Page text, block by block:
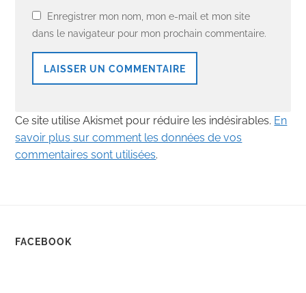
Enregistrer mon nom, mon e-mail et mon site
dans le navigateur pour mon prochain commentaire.
Ce site utilise Akismet pour réduire les indésirables. En
savoir plus sur comment les données de vos
commentaires sont utilisées.
FACEBOOK